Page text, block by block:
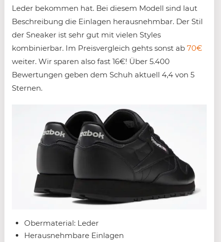
Leder bekommen hat. Bei diesem Modell sind laut
Beschreibung die Einlagen herausnehmbar. Der Stil
der Sneaker ist sehr gut mit vielen Styles
kombinierbar. Im Preisvergleich gehts sonst ab 70€
weiter. Wir sparen also fast 16€! Über 5.400
Bewertungen geben dem Schuh aktuell 4,4 von 5
Sternen.
Obermaterial: Leder
Herausnehmbare Einlagen